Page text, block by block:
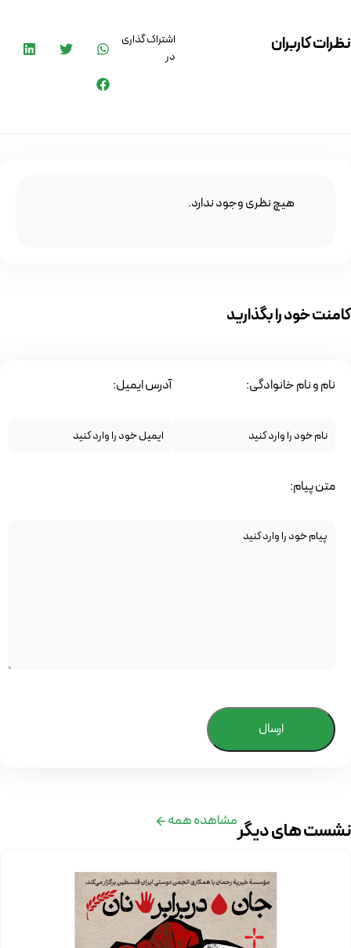
نظرات کاربران
اشتراک گذاری
در
هیچ نظری وجود ندارد.
کامنت خود را بگذارید
نام و نام خانوادگی: آدرس ایمیل:
متن پیام:
ارسال
نشست های دیگرمشاهده همه